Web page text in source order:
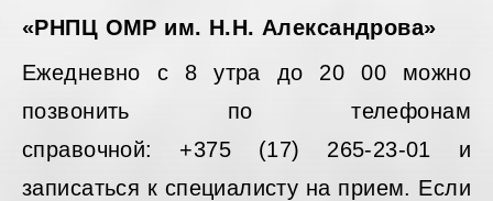
«РНПЦ ОМР им. Н.Н. Александрова»
Ежедневно с 8 утра до 20 00 можно
позвонить по телефонам
справочной: +375 (17) 265-23-01 и
записаться к специалисту на прием. Если